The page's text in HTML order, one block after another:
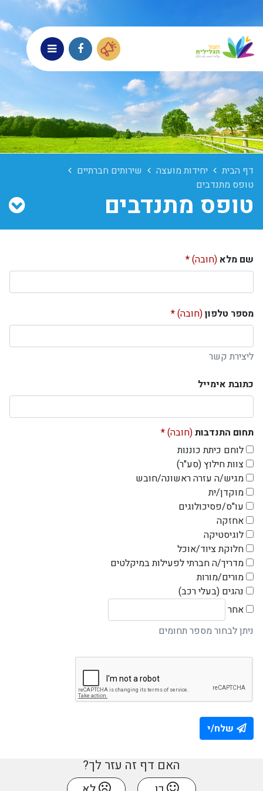
דף הבית יחידות מועצה
שירותים חברתיים
טופס מתנדבים
טופס מתנדבים
שם מלא (חובה)
מספר טלפון(חובה)
ליצירת קשר
כתובת אימייל
תחום התנדבות(חובה)
לוחם כיתת כוננות
צוות חילוץ (סע"ר)
מגיש/ה עזרה ראשונה/חובש
מוקדן/ית
עו"ס/פסיכולוגים
אחזקה
לוגיסטיקה
חלוקת ציוד/אוכל
מדריך/ה חברתי לפעילות במיקלטים
מורים/מורות
נהגים (בעלי רכב)
אחרפירוט אפשרות אחרת
ניתן לבחור מספר תחומים
שלח/י
האם דף זה עזר לך?